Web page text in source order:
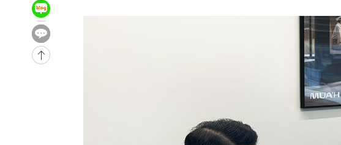
-11528초 전 >
-7755초 전 >
주 날씨]
-4773초 전 >
-3290초 전 >